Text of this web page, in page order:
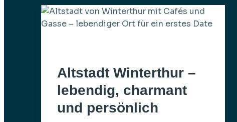
Altstadt Winterthur –
lebendig, charmant
und persönlich